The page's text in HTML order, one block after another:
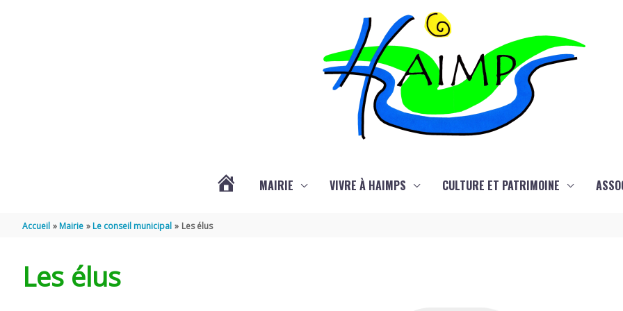
MAIRIE VIVRE À HAIMPS CULTURE ET PATRIMOINE
Accueil Mairie Le conseil municipal Les élus
Les élus